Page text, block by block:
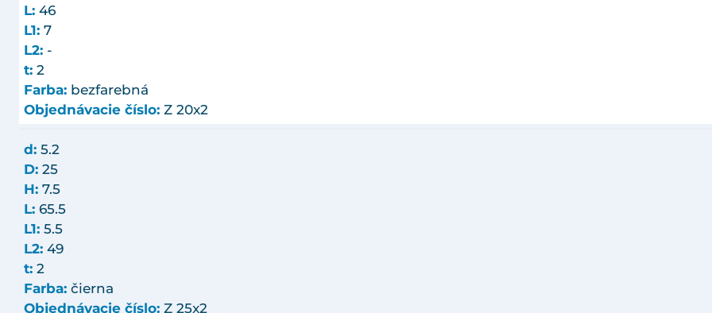
L: 46
L1: 7
L2: -
t: 2
Farba: bezfarebná
Objednávacie číslo: Z 20x2
d: 5.2
D: 25
H: 7.5
L: 65.5
L1: 5.5
L2: 49
t: 2
Farba: čierna
Objednávacie číslo: Z 25x2